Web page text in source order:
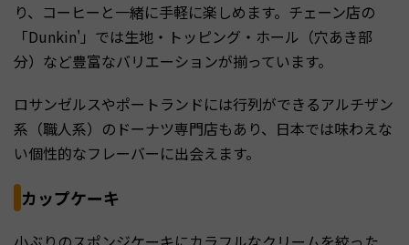
り、コーヒーと一緒に手軽に楽しめます。チェーン店の
「Dunkin'」では生地・トッピング・ホール（穴あき部
分）など豊富なバリエーションが揃っています。
ロサンゼルスやポートランドには行列ができるアルチザン
系（職人系）のドーナツ専門店もあり、日本では味わえな
い個性的なフレーバーに出会えます。
カップケーキ